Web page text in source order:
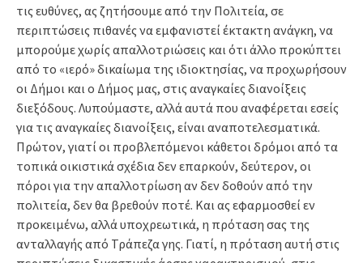
τις ευθύνες, ας ζητήσουμε από την Πολιτεία, σε
περιπτώσεις πιθανές να εμφανιστεί έκτακτη ανάγκη, να
μπορούμε χωρίς απαλλοτριώσεις και ότι άλλο προκύπτει
από το «ιερό» δικαίωμα της ιδιοκτησίας, να προχωρήσουν
οι Δήμοι και ο Δήμος μας, στις αναγκαίες διανοίξεις
διεξόδους. Λυπούμαστε, αλλά αυτά που αναφέρεται εσείς
για τις αναγκαίες διανοίξεις, είναι αναποτελεσματικά.
Πρώτον, γιατί οι προβλεπόμενοι κάθετοι δρόμοι από τα
τοπικά οικιστικά σχέδια δεν επαρκούν, δεύτερον, οι
πόροι για την απαλλοτρίωση αν δεν δοθούν από την
πολιτεία, δεν θα βρεθούν ποτέ. Και ας εφαρμοσθεί εν
προκειμένω, αλλά υποχρεωτικά, η πρόταση σας της
ανταλλαγής από Τράπεζα γης. Γιατί, η πρόταση αυτή στις